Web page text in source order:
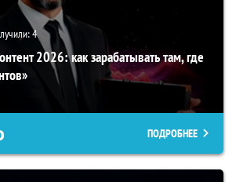
4
2026: как зарабатывать там, где
ПОДРОБНЕЕ